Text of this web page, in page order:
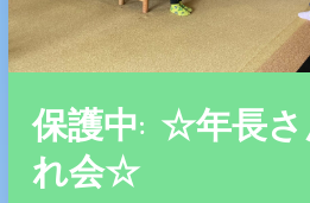
保護中: ☆年長
れ会☆